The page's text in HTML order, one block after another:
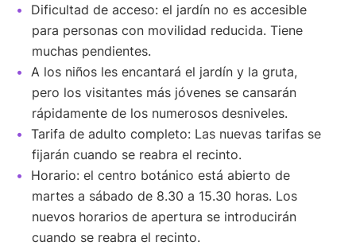
Dificultad de acceso: el jardín no es accesible
para personas con movilidad reducida. Tiene
muchas pendientes.
A los niños les encantará el jardín y la gruta,
pero los visitantes más jóvenes se cansarán
rápidamente de los numerosos desniveles.
Tarifa de adulto completo: Las nuevas tarifas se
fijarán cuando se reabra el recinto.
Horario: el centro botánico está abierto de
martes a sábado de 8.30 a 15.30 horas. Los
nuevos horarios de apertura se introducirán
cuando se reabra el recinto.